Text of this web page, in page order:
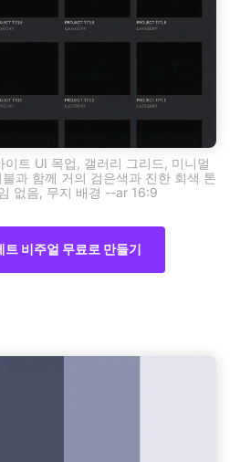
트 UI 목업, 갤러리 그리드, 미니멀
과 함께 거의 검은색과 진한 회색 톤
없음, 무지 배경 --ar 16:9
비주얼 무료로 만들기